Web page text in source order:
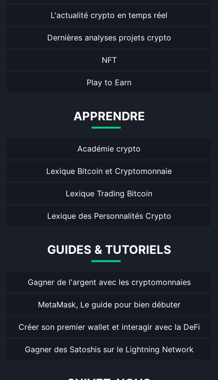
L'actualité crypto en temps réel
Dernières analyses projets crypto
NFT
Play to Earn
APPRENDRE
Académie crypto
Lexique Bitcoin et Cryptomonnaie
Lexique Trading Bitcoin
Lexique des Personnalités Crypto
GUIDES & TUTORIELS
Gagner de l'argent avec les cryptomonnaies
MetaMask, Le guide pour bien débuter
Créer son premier wallet et interagir avec la DeFi
Gagner des Satoshis sur le Lightning Network